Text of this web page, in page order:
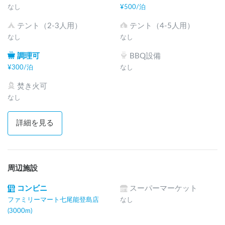
なし ¥500/泊
テント（2-3人用）
なし
テント（4-5人用）
なし
調理可
¥300/泊
BBQ設備
なし
焚き火可
なし
詳細を見る
周辺施設
コンビニ
ファミリーマート七尾能登島店
(3000m)
スーパーマーケット
なし